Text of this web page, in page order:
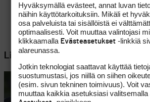
Lisää aiheesta
Hyväksymällä evästeet, annat luvan
näihin käyttötarkoituksiin. Mikäli et
osa palveluista tai sisällöistä ei
optimaalisesti. Voit muuttaa valintojasi
klikkaamalla Evästeasetukset -linkkiä
alareunassa.
Jotkin teknologiat saattavat käyttää
suostumustasi, jos niillä on siihen
(esim. sivun tekninen toimivuus). Voit
muuttaa kaikkia asetuksiasi valitsemalla